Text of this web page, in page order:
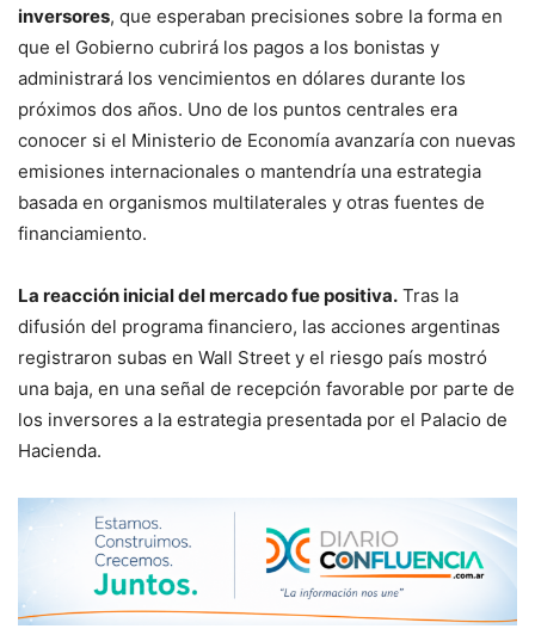
inversores, que esperaban precisiones sobre la forma en
que el Gobierno cubrirá los pagos a los bonistas y
administrará los vencimientos en dólares durante los
próximos dos años. Uno de los puntos centrales era
conocer si el Ministerio de Economía avanzaría con nuevas
emisiones internacionales o mantendría una estrategia
basada en organismos multilaterales y otras fuentes de
financiamiento.
La reacción inicial del mercado fue positiva. Tras la
difusión del programa financiero, las acciones argentinas
registraron subas en Wall Street y el riesgo país mostró
una baja, en una señal de recepción favorable por parte de
los inversores a la estrategia presentada por el Palacio de
Hacienda.